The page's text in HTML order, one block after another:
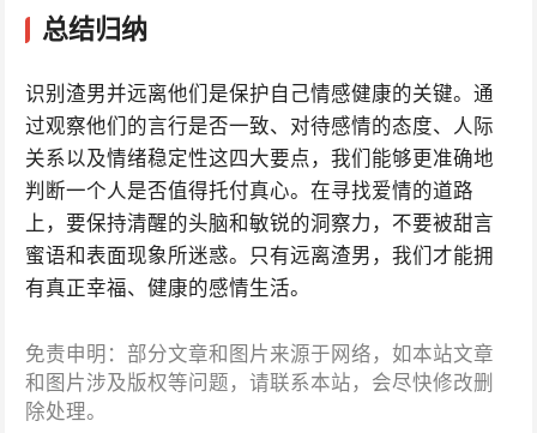
总结归纳
识别渣男并远离他们是保护自己情感健康的关键。通
过观察他们的言行是否一致、对待感情的态度、人际
关系以及情绪稳定性这四大要点，我们能够更准确地
判断一个人是否值得托付真心。在寻找爱情的道路
上，要保持清醒的头脑和敏锐的洞察力，不要被甜言
蜜语和表面现象所迷惑。只有远离渣男，我们才能拥
有真正幸福、健康的感情生活。
免责申明：部分文章和图片来源于网络，如本站文章
和图片涉及版权等问题，请联系本站，会尽快修改删
除处理。